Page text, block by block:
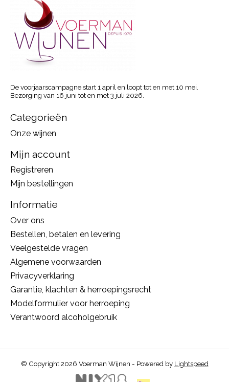
De voorjaarscampagne start 1 april en loopt tot en met 10 mei.
Bezorging van 16 juni tot en met 3 juli 2026.
Categorieën
Onze wijnen
Mijn account
Registreren
Mijn bestellingen
Informatie
Over ons
Bestellen, betalen en levering
Veelgestelde vragen
Algemene voorwaarden
Privacyverklaring
Garantie, klachten & herroepingsrecht
Modelformulier voor herroeping
Verantwoord alcoholgebruik
© Copyright 2026 Voerman Wijnen - Powered by Lightspeed